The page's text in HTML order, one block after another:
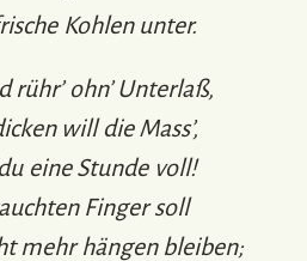
Kohlen unter.
rühr’ ohn’ Unterlaß,
will die Mass’,
eine Stunde voll!
Finger soll
mehr hängen bleiben;